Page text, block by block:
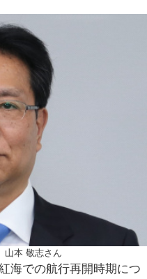
本 敬志さん
海での航行再開時期につ